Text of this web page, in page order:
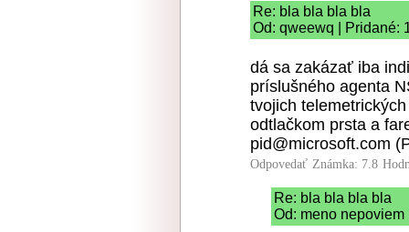
Re: bla bla bla bla
Od: qweewq | Pridané:
dá sa zakázať iba
príslušného agenta
tvojich
odtlačkom prsta a
pid@microsoft.com
Odpovedať Známka: 7.8
Re: bla bla bla bla
Od: meno